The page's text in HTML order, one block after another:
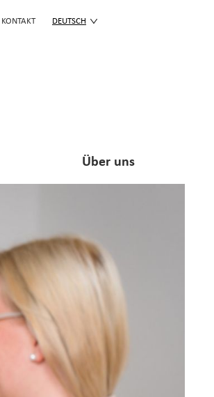
KONTAKT DEUTSCH
Über uns